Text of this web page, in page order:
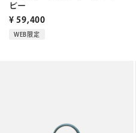
ビー
¥ 59,400
WEB限定